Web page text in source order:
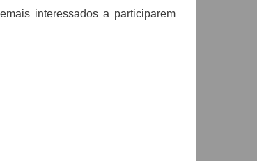
interessados a participarem